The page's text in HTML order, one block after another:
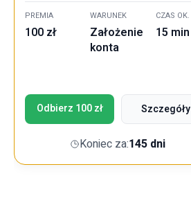
PREMIA
100 zł
WARUNEK
Założenie
konta
CZAS OK.
15 min
Odbierz 100 zł Szczegóły
Koniec za:145 dni